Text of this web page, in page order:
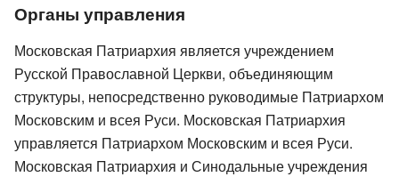
Органы управления
Московская Патриархия является учреждением
Русской Православной Церкви, объединяющим
структуры, непосредственно руководимые Патриархом
Московским и всея Руси. Московская Патриархия
управляется Патриархом Московским и всея Руси.
Московская Патриархия и Синодальные учреждения